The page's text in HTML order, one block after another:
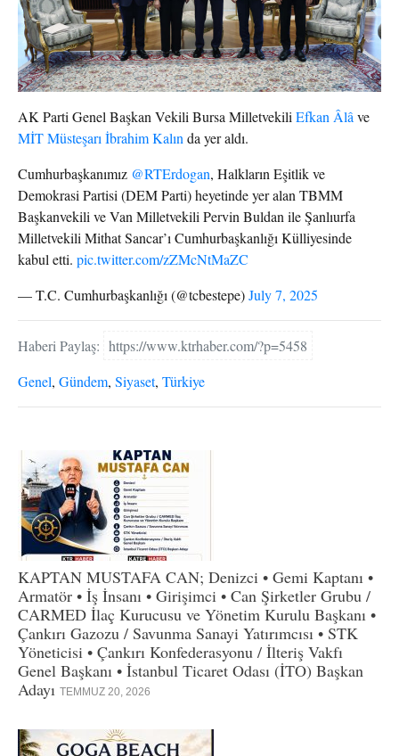
AK Parti Genel Başkan Vekili Bursa Milletvekili Efkan Âlâ ve
MİT Müsteşarı İbrahim Kalın da yer aldı.
Cumhurbaşkanımız @RTErdogan, Halkların Eşitlik ve
Demokrasi Partisi (DEM Parti) heyetinde yer alan TBMM
Başkanvekili ve Van Milletvekili Pervin Buldan ile Şanlıurfa
Milletvekili Mithat Sancar’ı Cumhurbaşkanlığı Külliyesinde
kabul etti. pic.twitter.com/zZMcNtMaZC
— T.C. Cumhurbaşkanlığı (@tcbestepe)July 7, 2025
Haberi Paylaş: https://www.ktrhaber.com/?p=5458
Genel, Gündem, Siyaset, Türkiye
KAPTAN MUSTAFA CAN; Denizci • Gemi Kaptanı •
Armatör • İş İnsanı • Girişimci • Can Şirketler Grubu /
CARMED İlaç Kurucusu ve Yönetim Kurulu Başkanı •
Çankırı Gazozu / Savunma Sanayi Yatırımcısı • STK
Yöneticisi • Çankırı Konfederasyonu / İlteriş Vakfı
Genel Başkanı • İstanbul Ticaret Odası (İTO) Başkan
Adayı TEMMUZ 20, 2026